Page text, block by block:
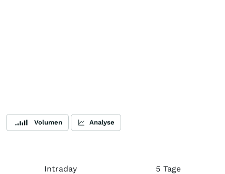
Volumen Analyse
Intraday 5 Tage